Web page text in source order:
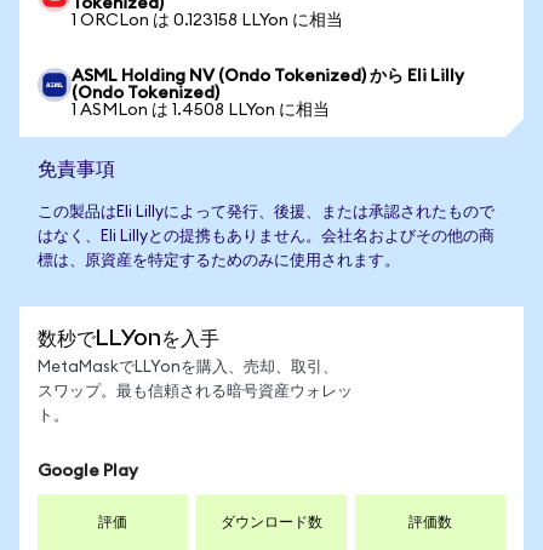
Tokenized)
1 ORCLon は 0.123158 LLYon に相当
ASML Holding NV (Ondo Tokenized) から Eli Lilly
(Ondo Tokenized)
1 ASMLon は 1.4508 LLYon に相当
免責事項
この製品はEli Lillyによって発行、後援、または承認されたもので
はなく、Eli Lillyとの提携もありません。会社名およびその他の商
標は、原資産を特定するためのみに使用されます。
数秒でLLYonを入手
MetaMaskでLLYonを購入、売却、取引、
スワップ。最も信頼される暗号資産ウォレッ
ト。
Google Play
評価 ダウンロード数 評価数